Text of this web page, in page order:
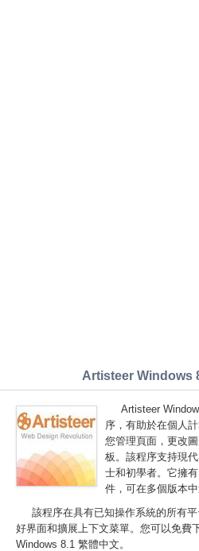
Artisteer Windows
Artisteer
序，有助於在個人
您管理頁面，更改
板。該程序支持現
士和初學者。它擁
件，可在多個版本中
該程序在具有已知操作系統的所有
好界面和擴展上下文菜單。您可以免費
Windows 8.1 繁體中文。